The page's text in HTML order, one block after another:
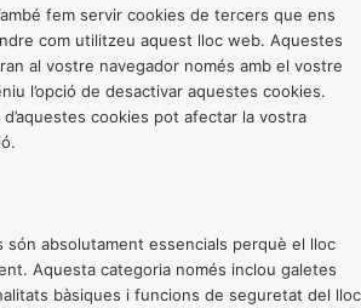
fem servir cookies de tercers que ens
com utilitzeu aquest lloc web. Aquestes
al vostre navegador només amb el vostre
l’opció de desactivar aquestes cookies.
cookies pot afectar la vostra
són absolutament essencials perquè el lloc
Aquesta categoria només inclou galetes
bàsiques i funcions de seguretat del lloc